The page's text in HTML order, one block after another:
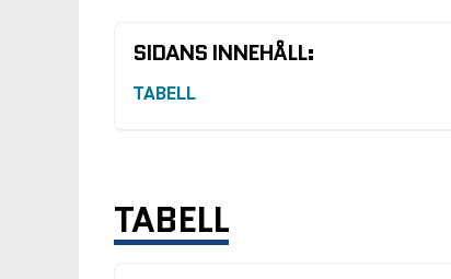
SIDANS INNEHÅLL:
TABELL
TABELL